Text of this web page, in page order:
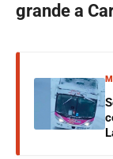
grande a